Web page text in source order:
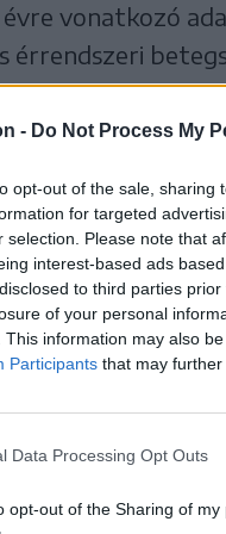
- Do Not Process My
opt-out of the sale,
for targeted
selection. Please note that
interest-based ads
to third parties
of your personal
This information may also
Participants that may further
Data Processing Opt Outs
opt-out of the Sharing of my
évre vonatkozó
érrendszeri
2020 elején
száma